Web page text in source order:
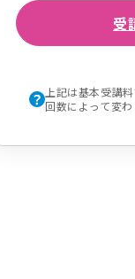
受
上記は基本受講
回数によって変わ